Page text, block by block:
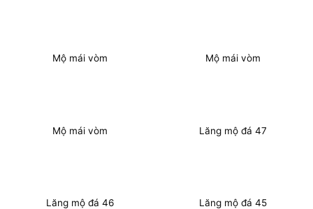
Mộ mái vòm Mộ mái vòm
Mộ mái vòm Lăng mộ đá 47
Lăng mộ đá 46 Lăng mộ đá 45